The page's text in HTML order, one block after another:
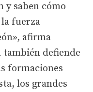
y saben cómo
fuerza
afirma
también defiende
formaciones
los grandes